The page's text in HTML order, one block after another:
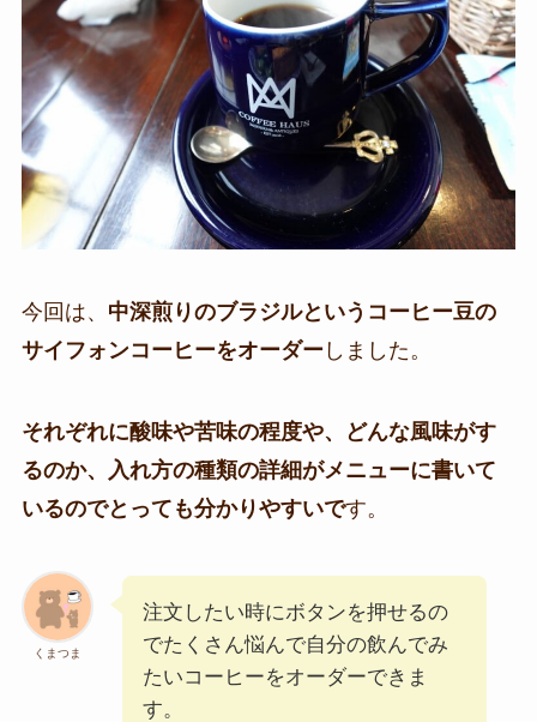
今回は、 中深煎りのブラジルというコーヒー豆の
サイフォンコーヒーをオーダーしました。
それぞれに酸味や苦味の程度や、どんな風味がす
るのか、入れ方の種類の詳細がメニューに書いて
いるのでとっても分かりやすいです。
くまつま
注文したい時にボタンを押せるの
でたくさん悩んで自分の飲んでみ
たいコーヒーをオーダーできま
す。